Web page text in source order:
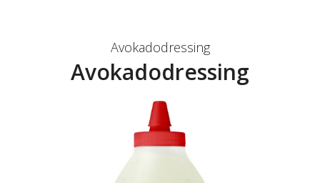
Avokadodressing
Avokadodressing